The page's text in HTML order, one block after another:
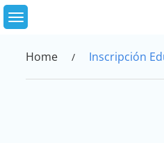
Skip
Home Inscripción